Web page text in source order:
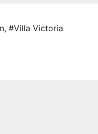
, #Villa Victoria